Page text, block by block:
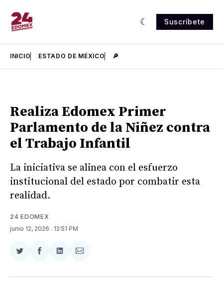
Suscríbete
INICIO ESTADO DE MÉXICO 🔎
Realiza Edomex Primer
Parlamento de la Niñez contra
el Trabajo Infantil
La iniciativa se alinea con el esfuerzo
institucional del estado por combatir esta
realidad.
24 EDOMEX
junio 12, 2026 . 12:51 PM
Compartir
Twitter
Compartir
Facebook
Compartir
LinkedIn
Compartir
Email